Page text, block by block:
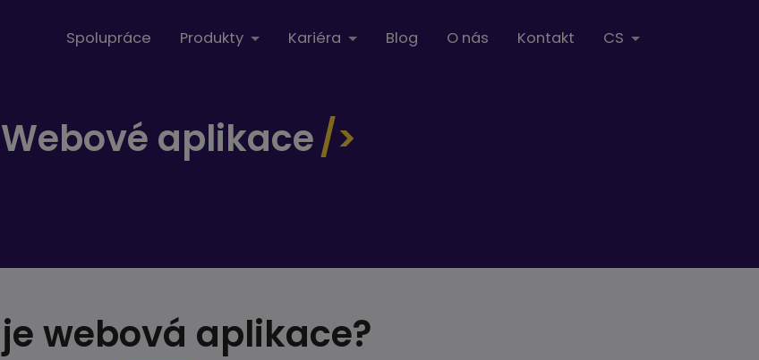
Spolupráce Produkty Kariéra Blog O nás Kontakt CS
Webové aplikace
webová aplikace?